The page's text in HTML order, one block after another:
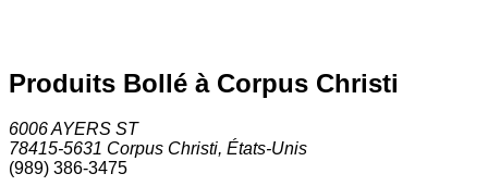
Produits Bollé à Corpus Christi
6006 AYERS ST
78415-5631 Corpus Christi, États-Unis
(989) 386-3475